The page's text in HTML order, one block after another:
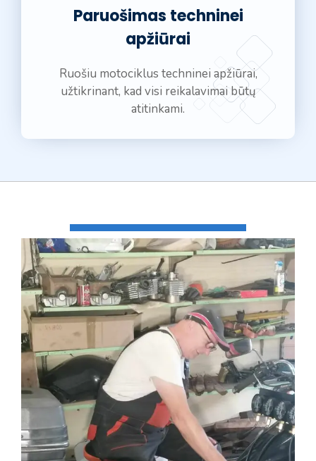
Paruošimas techninei
apžiūrai
Ruošiu motociklus techninei apžiūrai,
užtikrinant, kad visi reikalavimai būtų
atitinkami.